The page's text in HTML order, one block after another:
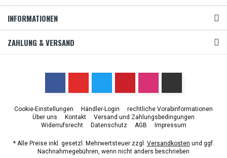
INFORMATIONEN
ZAHLUNG & VERSAND
Cookie-Einstellungen Händler-Login
rechtliche Vorabinformationen
Über uns
Kontakt
Versand und Zahlungsbedingungen
Widerrufsrecht
Datenschutz AGB Impressum
* Alle Preise inkl. gesetzl. Mehrwertsteuer zzgl. Versandkosten und ggf.
Nachnahmegebühren, wenn nicht anders beschrieben